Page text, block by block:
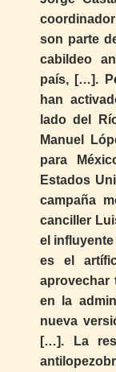
son parte
cabildeo
país, […].
han
lado del
Manuel
para
Estados
campaña
canciller
el
es el
aprovechar
en la
nueva
[…]. La